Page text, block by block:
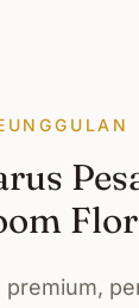
premium,